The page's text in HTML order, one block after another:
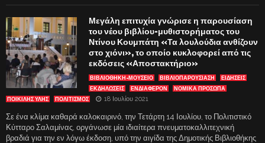
Μεγάλη επιτυχία γνώρισε η παρουσίαση
του νέου βιβλίου-μυθιστορήματος του
Ντίνου Κουμπάτη «Τα λουλούδια ανθίζουν
στο χιόνι», το οποίο κυκλοφορεί από τις
εκδόσεις «Αποστακτήριο»
ΒΙΒΛΙΟΘΉΚΗ-ΜΟΥΣΕΊΟ ΒΙΒΛΙΟΠΑΡΟΎΣΙΑΣΗ
ΕΙΔΗΣΕΙΣ
ΕΚΔΗΛΏΣΕΙΣ
ΕΝΔΙΑΦΈΡΟΝ
ΝΟΜΙΚΑ ΠΡΟΣΩΠΑ
ΠΟΙΚΙΛΗΣ ΥΛΗΣ
ΠΟΛΙΤΙΣΜΟΣ 18 Ιουλίου 2021
Σε ένα κλίμα καθαρά καλοκαιρινό, την Τετάρτη 14 Ιουλίου, το Πολιτιστικό
Κύτταρο Σαλαμίνας, οργάνωσε μία ιδιαίτερα πνευματοκαλλιτεχνική
βραδιά για την εν λόγω έκδοση, υπό την αιγίδα της Δημοτικής Βιβλιοθήκης